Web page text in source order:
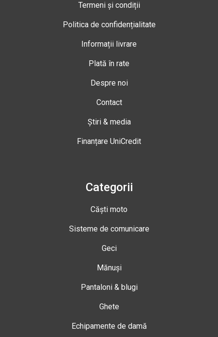
Termeni și condiții
Politica de confidențialitate
Informații livrare
Plată în rate
Despre noi
Contact
Știri & media
Finanțare UniCredit
Categorii
Căști moto
Sisteme de comunicare
Geci
Mănuși
Pantaloni & blugi
Ghete
Echipamente de damă